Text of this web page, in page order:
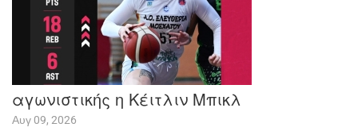
αγωνιστικής η Κέιτλιν Μπικλ
Αυγ 09, 2026